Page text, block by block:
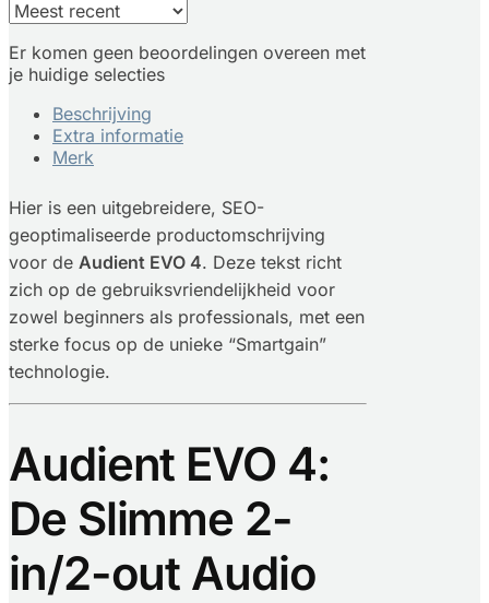
Er komen geen beoordelingen overeen met
je huidige selecties
Beschrijving
Extra informatie
Merk
Hier is een uitgebreidere, SEO-
geoptimaliseerde productomschrijving
voor de Audient EVO 4. Deze tekst richt
zich op de gebruiksvriendelijkheid voor
zowel beginners als professionals, met een
sterke focus op de unieke “Smartgain”
technologie.
Audient EVO 4:
De Slimme 2-
in/2-out Audio